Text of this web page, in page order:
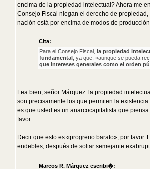
encima de la propiedad intelectual? Ahora me
Consejo Fiscal niegan el derecho de
nación está por encima de modos de
Cita:
Para el Consejo Fiscal, la propiedad
fundamental, ya que, «aunque se pueda
que intereses generales como el orden
Lea bien, señor Márquez: la propiedad
son precisamente los que permiten la
es que usted es un anarcocapitalista que
favor.
Decir que esto es «progrerio barato», por
endebles, después de soltar semejante
Marcos R. Márquez escribi�: